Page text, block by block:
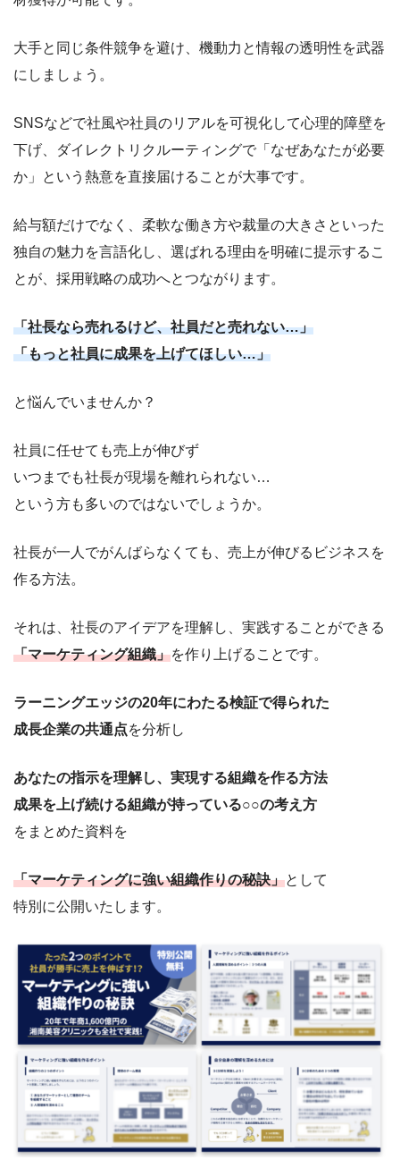
大手と同じ条件競争を避け、機動力と情報の透明性を武器
にしましょう。
SNSなどで社風や社員のリアルを可視化して心理的障壁を
下げ、ダイレクトリクルーティングで「なぜあなたが必要
か」という熱意を直接届けることが大事です。
給与額だけでなく、柔軟な働き方や裁量の大きさといった
独自の魅力を言語化し、選ばれる理由を明確に提示するこ
とが、採用戦略の成功へとつながります。
「社長なら売れるけど、社員だと売れない…」
「もっと社員に成果を上げてほしい…」
と悩んでいませんか？
社員に任せても売上が伸びず
いつまでも社長が現場を離れられない…
という方も多いのではないでしょうか。
社長が一人でがんばらなくても、売上が伸びるビジネスを
作る方法。
それは、社長のアイデアを理解し、実践することができる
「マーケティング組織」を作り上げることです。
ラーニングエッジの20年にわたる検証で得られた
成長企業の共通点を分析し
あなたの指示を理解し、実現する組織を作る方法
成果を上げ続ける組織が持っている○○の考え方
をまとめた資料を
「マーケティングに強い組織作りの秘訣」として
特別に公開いたします。